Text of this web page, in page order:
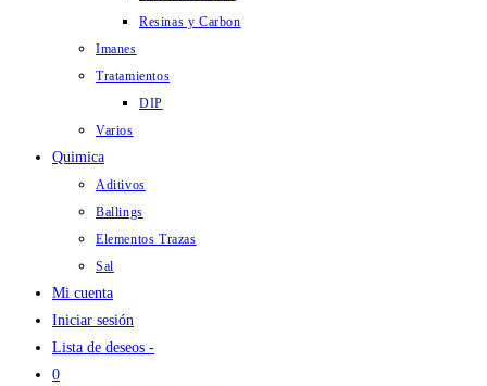
Resinas y Carbon
Imanes
Tratamientos
DIP
Varios
Quimica
Aditivos
Ballings
Elementos Trazas
Sal
Mi cuenta
Iniciar sesión
Lista de deseos -
0